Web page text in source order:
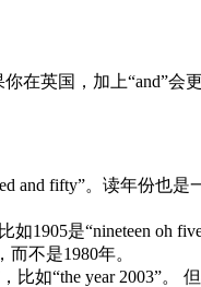
英国，加上“and”会
fifty”。读年份也是
1905是“nineteen oh
而不是1980年。
如“the year 2003”。